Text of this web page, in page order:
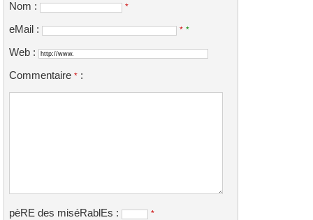
Nom : *
eMail : * *
Web :
Commentaire * :
pèRE des miséRablEs : *